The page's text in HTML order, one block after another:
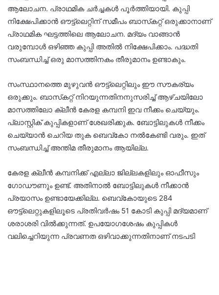
ആലോചന. പ്രാഥമിക ചര്‍ച്ചകള്‍ പൂര്‍ത്തിയായി. കുപ്പി
നിക്ഷേപിക്കാന്‍ ഔട്ട്‌ലെറ്റിന് സമീപം ബാസ്‌കറ്റ് ഒരുക്കാനാണ്
പ്രാഥമിക ഘട്ടത്തിലെ ആലോചന. മദ്യം വാങ്ങാന്‍
വരുമ്പോള്‍ ഒഴിഞ്ഞ കുപ്പി അതില്‍ നിക്ഷേപിക്കാം. പദ്ധതി
സംബന്ധിച്ച് ഒരു മാസത്തിനകം തീരുമാനം ഉണ്ടാകും.
സംസ്ഥാനത്തെ മുഴുവന്‍ ഔട്ട്‌ലെറ്റിലും ഈ സൗകര്യം
ഒരുക്കും. ബാസ്‌കറ്റ് നിറയുന്നതിനനുസരിച്ച് ആഴ്ചയിലോ
മാസത്തിലോ ക്ലീന്‍ കേരള കമ്പനി ഇവ നീക്കം ചെയ്യും.
പ്ലാസ്റ്റിക് കുപ്പികളാണ് ശേഖരിക്കുക. ബോട്ടിലുകള്‍ നീക്കം
ചെയ്യാന്‍ ചെറിയ തുക ബെവ്‌കോ നല്‍കേണ്ടി വരും. ഇത്
സംബന്ധിച്ച് അന്തിമ തീരുമാനം ആയില്ല.
കേരള ക്ലീന്‍ കമ്പനിക്ക് എല്ലാ ജില്ലകളിലും ഓഫീസും
ഗോഡൗണും ഉണ്ട്. അതിനാല്‍ ബോട്ടിലുകള്‍ നീക്കാന്‍
പ്രയാസം ഉണ്ടായേക്കില്ല. ബെവ്‌കോയുടെ 284
ഔട്ട്‌ലെറ്റുകളിലൂടെ പ്രതിവര്‍ഷം 51 കോടി കുപ്പി മദ്യമാണ്
ശരാശരി വില്‍ക്കുന്നത്. ഉപയോഗശേഷം കുപ്പികള്‍
വലിച്ചെറിയുന്ന പ്രവണത ഒഴിവാക്കുന്നതിനാണ് നടപടി